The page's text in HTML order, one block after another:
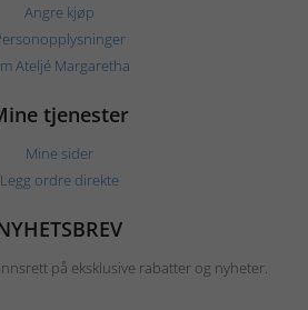
Angre kjøp
Ateljé Margaretha
tjenester
Mine sider
Legg ordre direkte
på eksklusive rabatter og nyheter.